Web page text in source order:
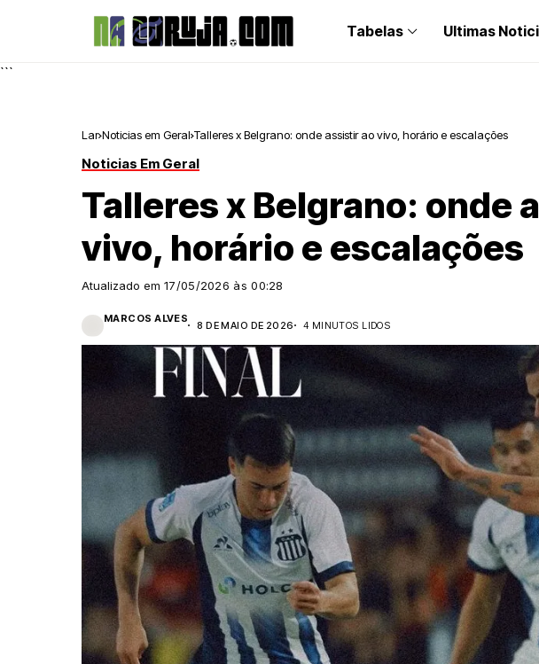
Tabelas Ultimas
```
Lar Noticias em Geral Talleres x Belgrano: onde assistir ao vivo, horário e escalações
Noticias Em Geral
Talleres x Belgrano: onde
vivo, horário e escalações
Atualizado em 17/05/2026 às 00:28
MARCOS ALVES
8 DE MAIO DE 2026 4 MINUTOS LIDOS